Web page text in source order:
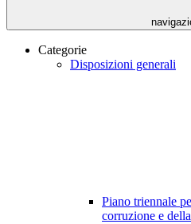
Categorie
Disposizioni generali
Piano triennale
corruzione e